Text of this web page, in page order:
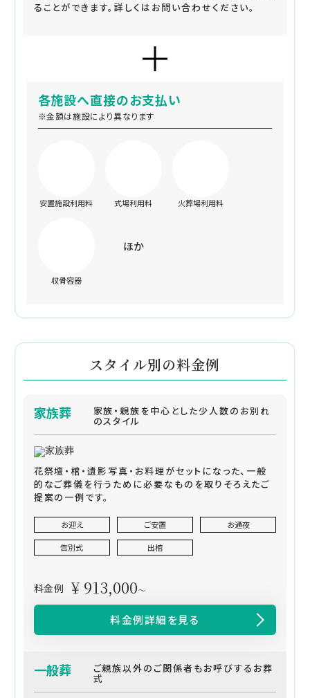
ることができます。詳しくはお問い合わせください。
各施設へ直接のお支払い
※金額は施設により異なります
安置施設利用料 式場利用料 火葬場利用料
収骨容器
ほか
スタイル別の料金例
家族葬 家族・親族を中心とした少人数のお別れ
のスタイル
花祭壇・棺・遺影写真・お料理がセットになった、一般
的なご葬儀を行うために必要なものを取りそろえたご
提案の一例です。
お迎え ご安置 お通夜
告別式 出棺
料金例 ¥ 913,000～
料金例詳細を見る
一般葬 ご親族以外のご関係者もお呼びするお葬
式